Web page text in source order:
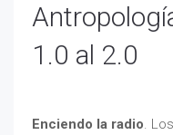
1.0 al 2.0
Enciendo la radio.